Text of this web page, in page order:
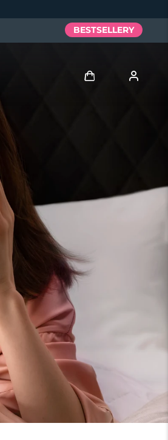
BESTSELLERY
Moje zamówienia
Moje subskrypcje